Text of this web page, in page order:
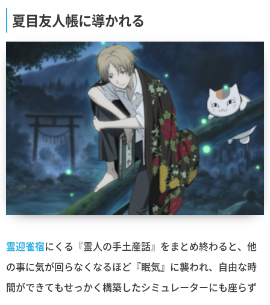
夏目友人帳に導かれる
霊迎雀宿にくる『霊人の手土産話』をまとめ終わると、他
の事に気が回らなくなるほど『眠気』に襲われ、自由な時
間ができてもせっかく構築したシミュレーターにも座らず